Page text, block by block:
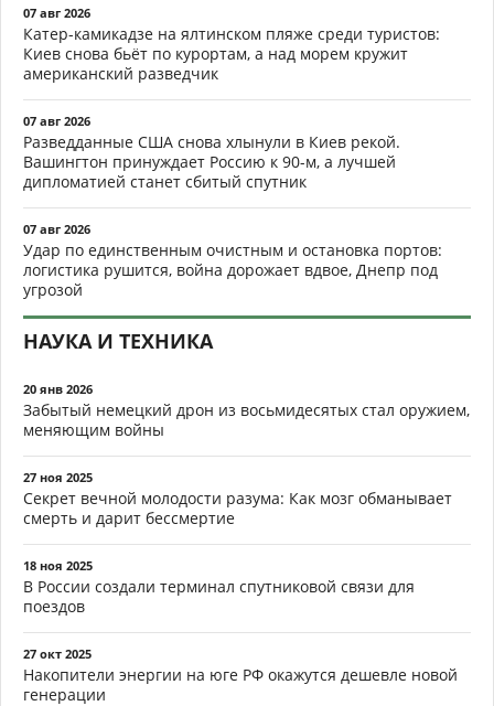
07 авг 2026
Катер-камикадзе на ялтинском пляже среди туристов:
Киев снова бьёт по курортам, а над морем кружит
американский разведчик
07 авг 2026
Разведданные США снова хлынули в Киев рекой.
Вашингтон принуждает Россию к 90-м, а лучшей
дипломатией станет сбитый спутник
07 авг 2026
Удар по единственным очистным и остановка портов:
логистика рушится, война дорожает вдвое, Днепр под
угрозой
НАУКА И ТЕХНИКА
20 янв 2026
Забытый немецкий дрон из восьмидесятых стал оружием,
меняющим войны
27 ноя 2025
Секрет вечной молодости разума: Как мозг обманывает
смерть и дарит бессмертие
18 ноя 2025
В России создали терминал спутниковой связи для
поездов
27 окт 2025
Накопители энергии на юге РФ окажутся дешевле новой
генерации